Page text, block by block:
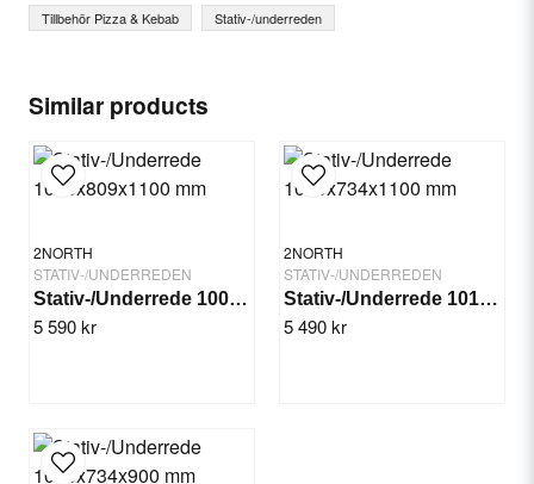
Similar products
2NORTH
STATIV-/UNDERREDEN
Stativ-/Underrede 1000x809x1100 mm
5 590 kr
2NORTH
STATIV-/UNDERREDEN
Stativ-/Underrede 1010x734x1100 mm
5 490 kr
Name
email
Email
Yes, you can publish my question.
Tillbehör Pizza & Kebab Stativ-/underreden